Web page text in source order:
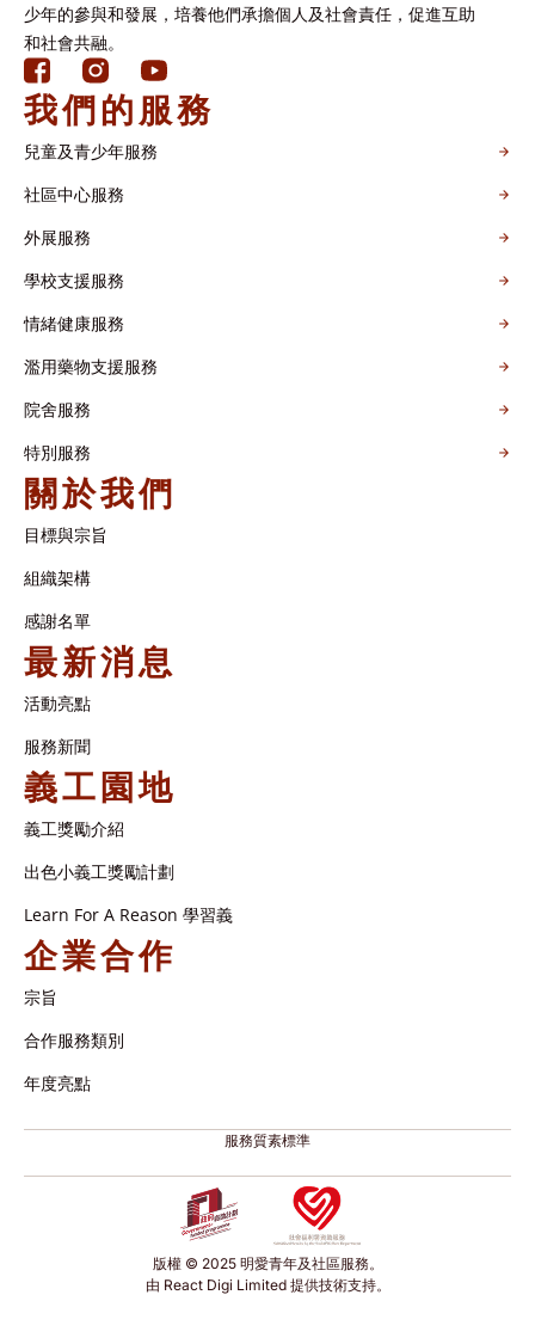
少年的參與和發展，培養他們承擔個人及社會責任，促進互助
和社會共融。
我們的服務
兒童及青少年服務
社區中心服務
外展服務
學校支援服務
情緒健康服務
濫用藥物支援服務
院舍服務
特別服務
關於我們
目標與宗旨
組織架構​
感謝名單​
最新消息
活動亮點
服務新聞
義工園地
義工獎勵介紹
出色小義工獎勵計劃
Learn For A Reason 學習義
企業合作
宗旨
合作服務類別
年度亮點
服務質素標準
版權 © 2025 明愛青年及社區服務。
由 React Digi Limited 提供技術支持。